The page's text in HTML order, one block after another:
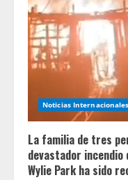
Noticias Internacionales
La familia de tres
devastador incendio
Wylie Park ha sido